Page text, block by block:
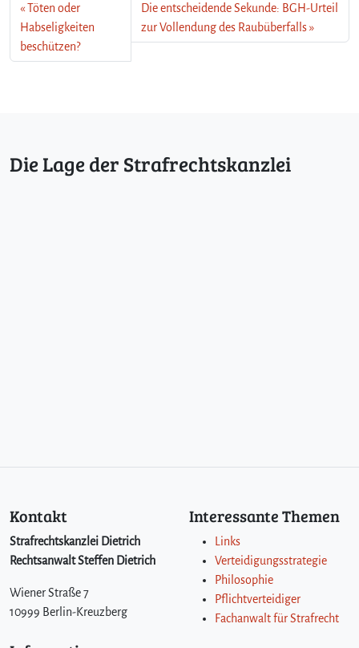
Töten oder
Habseligkeiten
beschützen?
Die entscheidende Sekunde: BGH-Urteil
zur Vollendung des Raubüberfalls
Die Lage der Strafrechtskanzlei
Kontakt
Strafrechtskanzlei Dietrich
Rechtsanwalt Steffen Dietrich
Wiener Straße 7
10999 Berlin-Kreuzberg
Interessante Themen
Links
Verteidigungsstrategie
Philosophie
Pflichtverteidiger
Fachanwalt für Strafrecht